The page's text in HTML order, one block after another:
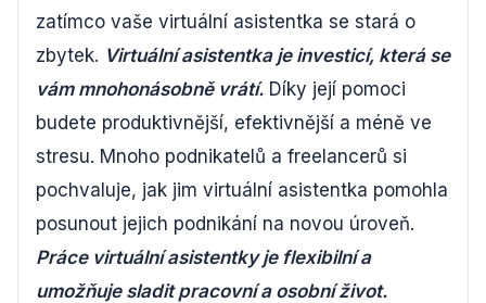
zatímco vaše virtuální asistentka se stará o
zbytek. Virtuální asistentka je investicí, která se
vám mnohonásobně vrátí. Díky její pomoci
budete produktivnější, efektivnější a méně ve
stresu. Mnoho podnikatelů a freelancerů si
pochvaluje, jak jim virtuální asistentka pomohla
posunout jejich podnikání na novou úroveň.
Práce virtuální asistentky je flexibilní a
umožňuje sladit pracovní a osobní život.